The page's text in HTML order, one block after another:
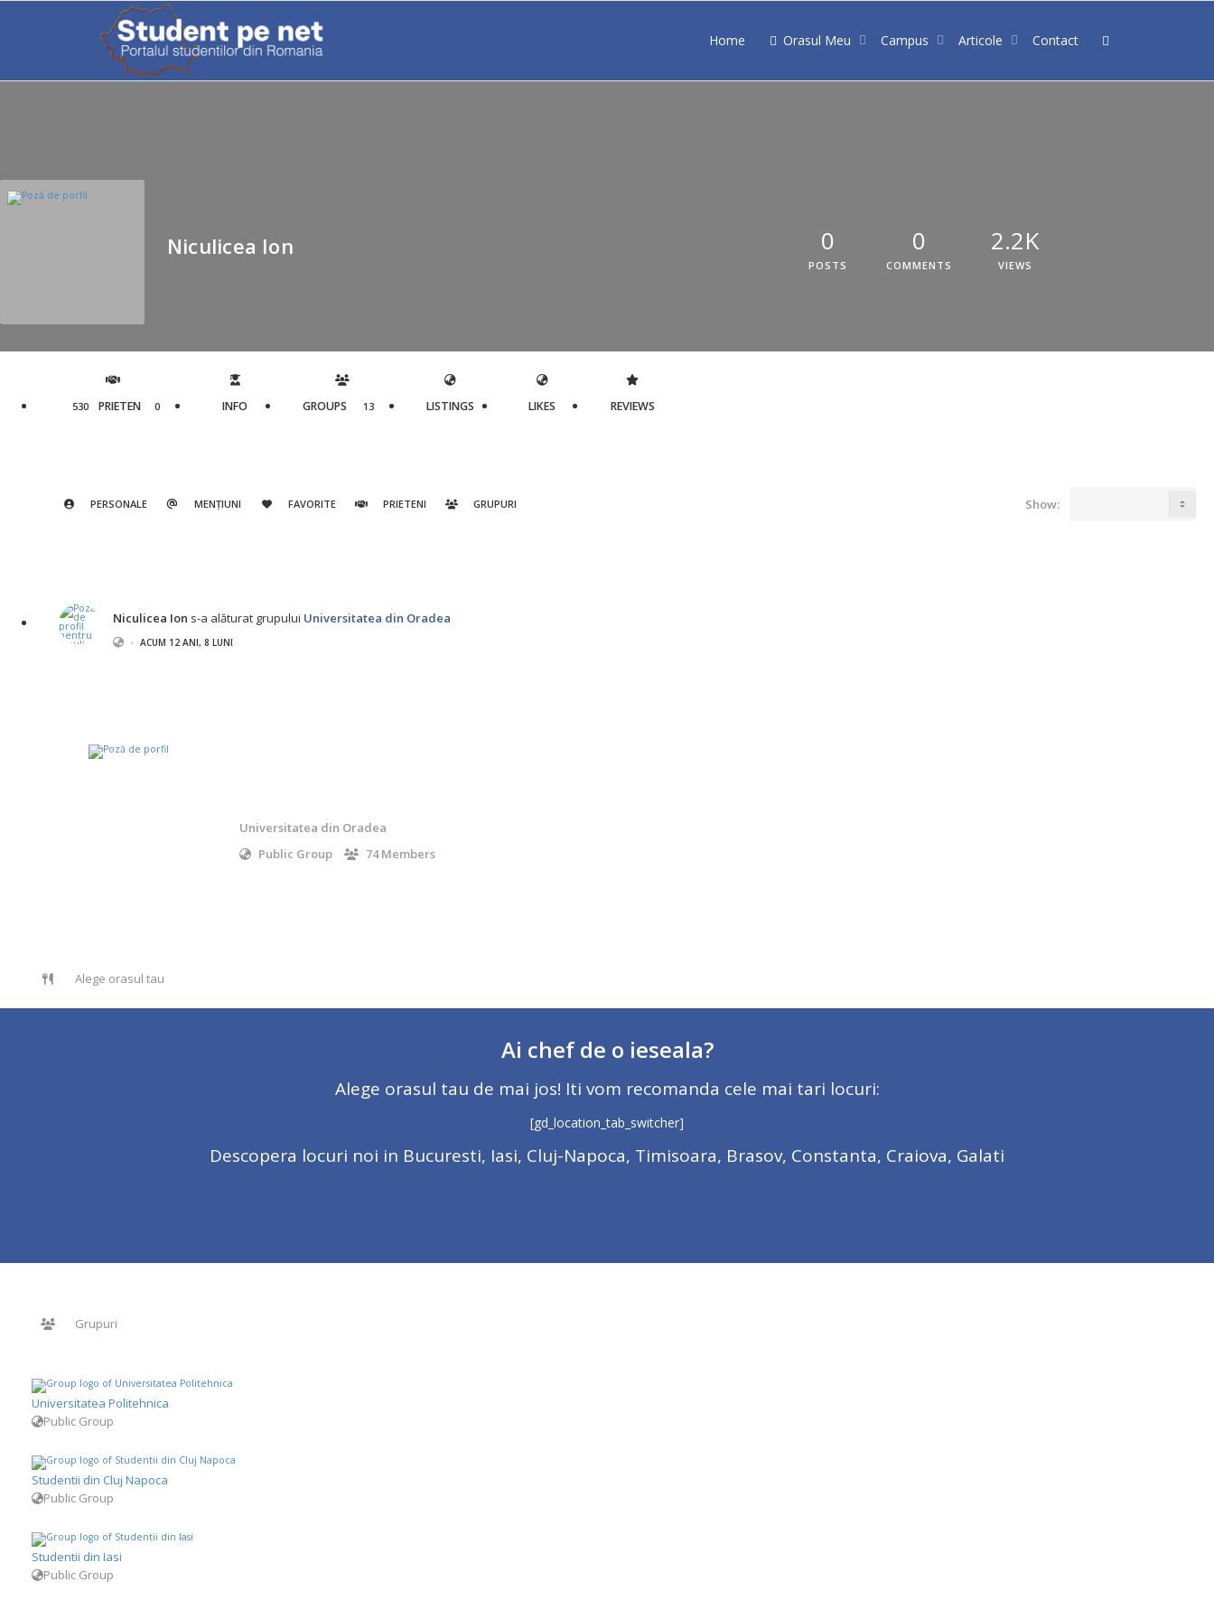
Home Orasul Meu Campus Articole Contact
Niculicea Ion 0
POSTS
0
COMMENTS
2.2K
VIEWS
530 PRIETEN 0 INFO GROUPS 13 LISTINGS LIKES REVIEWS
PERSONALE MENȚIUNI FAVORITE PRIETENI GRUPURI Show:
Niculicea Ion s-a alăturat grupului Universitatea din Oradea
• ACUM 12 ANI, 8 LUNI
Universitatea din Oradea
Public Group
74 Members
Alege orasul tau
Ai chef de o ieseala?
Alege orasul tau de mai jos! Iti vom recomanda cele mai tari locuri:
[gd_location_tab_switcher]
Descopera locuri noi in Bucuresti, Iasi, Cluj-Napoca, Timisoara, Brasov, Constanta, Craiova, Galati
Grupuri
Universitatea Politehnica
Public Group
Studentii din Cluj Napoca
Public Group
Studentii din Iasi
Public Group